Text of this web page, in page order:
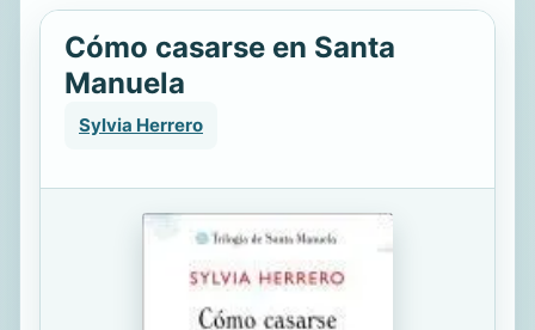
Cómo casarse en Santa
Manuela
Sylvia Herrero